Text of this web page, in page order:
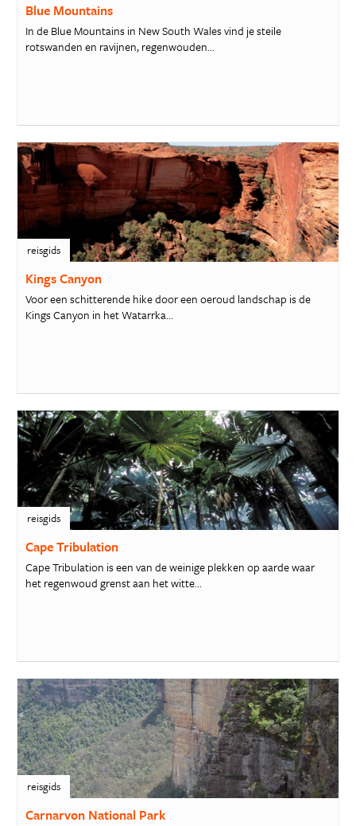
Blue Mountains
In de Blue Mountains in New South Wales vind je steile
rotswanden en ravijnen, regenwouden...
reisgids
Kings Canyon
Voor een schitterende hike door een oeroud landschap is de
Kings Canyon in het Watarrka...
reisgids
Cape Tribulation
Cape Tribulation is een van de weinige plekken op aarde waar
het regenwoud grenst aan het witte...
reisgids
Carnarvon National Park